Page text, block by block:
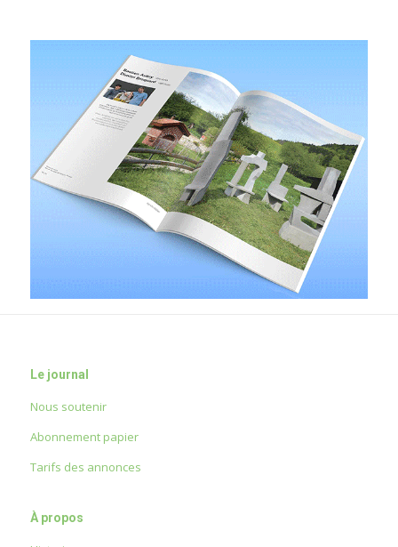
Le journal
Nous soutenir
Abonnement papier
Tarifs des annonces
À propos